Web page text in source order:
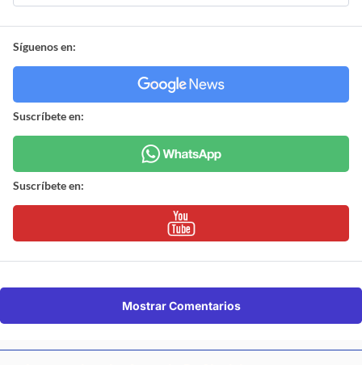
Síguenos en:
Suscríbete en:
Suscríbete en:
Mostrar Comentarios